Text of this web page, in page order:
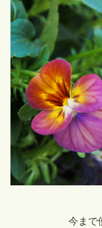
今まで